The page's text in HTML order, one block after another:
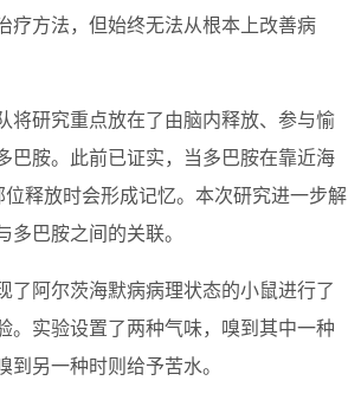
疗方法，但始终无法从根本上改善病
将研究重点放在了由脑内释放、参与愉
巴胺。此前已证实，当多巴胺在靠近海
位释放时会形成记忆。本次研究进一步解
多巴胺之间的关联。
了阿尔茨海默病病理状态的小鼠进行了
。实验设置了两种气味，嗅到其中一种
到另一种时则给予苦水。